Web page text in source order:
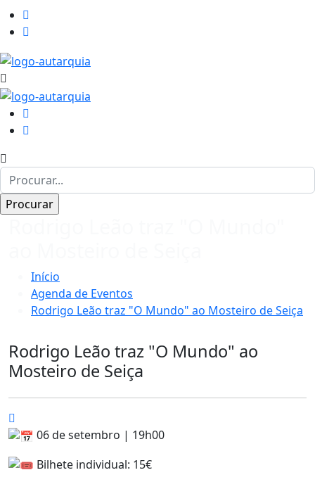
Início
Agenda de Eventos
Rodrigo Leão traz "O Mundo" ao Mosteiro de Seiça
Rodrigo Leão traz "O Mundo" ao
Mosteiro de Seiça
06 de setembro | 19h00
Bilhete individual: 15€